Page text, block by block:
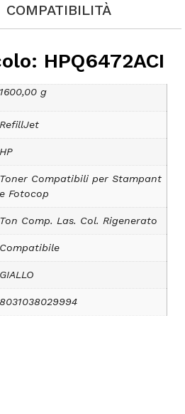
COMPATIBILITÀ
HPQ6472ACI
1600,00 g
RefillJet
HP
Toner Compatibili per Stampant
e Fotocop
Ton Comp. Las. Col. Rigenerato
Compatibile
GIALLO
8031038029994